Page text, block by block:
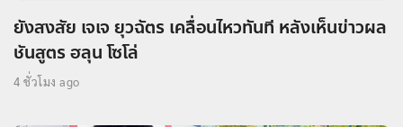
ยังสงสัย เจเจ ยุวฉัตร เคลื่อนไหวทันที หลังเห็นข่าวผล
ชันสูตร ฮลุน โซโล่
4 ชั่วโมง ago